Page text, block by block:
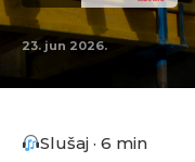
23. jun 2026.
Slušaj · 6 min